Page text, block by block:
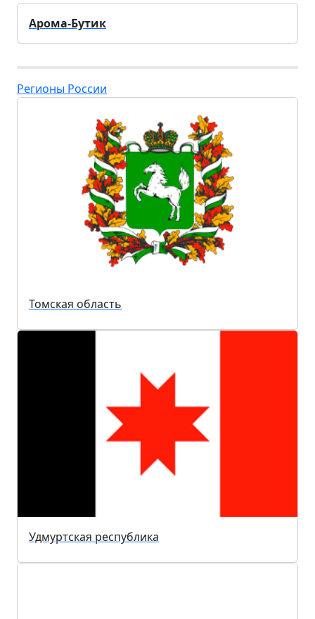
Арома-Бутик
Регионы России
Томская область
Удмуртская республика